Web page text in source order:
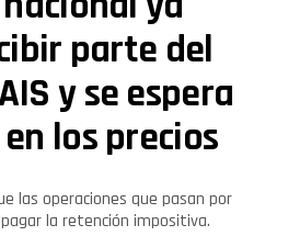
parte del
y se espera
los precios
las operaciones que pasan por
la retención impositiva.